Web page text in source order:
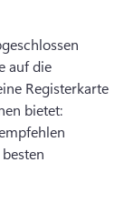
auf die
Registerkarte
bietet: